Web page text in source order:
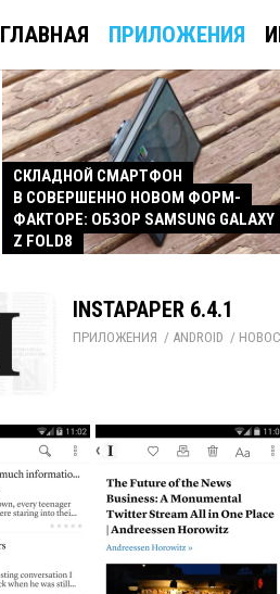
ГЛАВНАЯ ПРИЛОЖЕНИЯ
СКЛАДНОЙ СМАРТФОН
В СОВЕРШЕННО НОВОМ ФОРМ-
ФАКТОРЕ: ОБЗОР SAMSUNG GALAXY
Z FOLD8
INSTAPAPER 6.4.1
ПРИЛОЖЕНИЯ / ANDROID /